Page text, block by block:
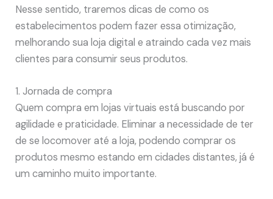
Nesse sentido, traremos dicas de como os
estabelecimentos podem fazer essa otimização,
melhorando sua loja digital e atraindo cada vez mais
clientes para consumir seus produtos.
1. Jornada de compra
Quem compra em lojas virtuais está buscando por
agilidade e praticidade. Eliminar a necessidade de ter
de se locomover até a loja, podendo comprar os
produtos mesmo estando em cidades distantes, já é
um caminho muito importante.